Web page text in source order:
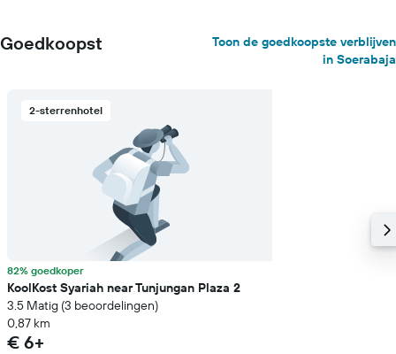
Goedkoopst
Toon de goedkoopste verblijven
in Soerabaja
2-sterrenhotel
82% goedkoper
KoolKost Syariah near Tunjungan Plaza 2
3.5 Matig (3 beoordelingen)
0,87 km
€ 6+